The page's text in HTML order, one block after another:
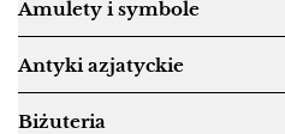
Amulety i symbole
Antyki azjatyckie
Biżuteria